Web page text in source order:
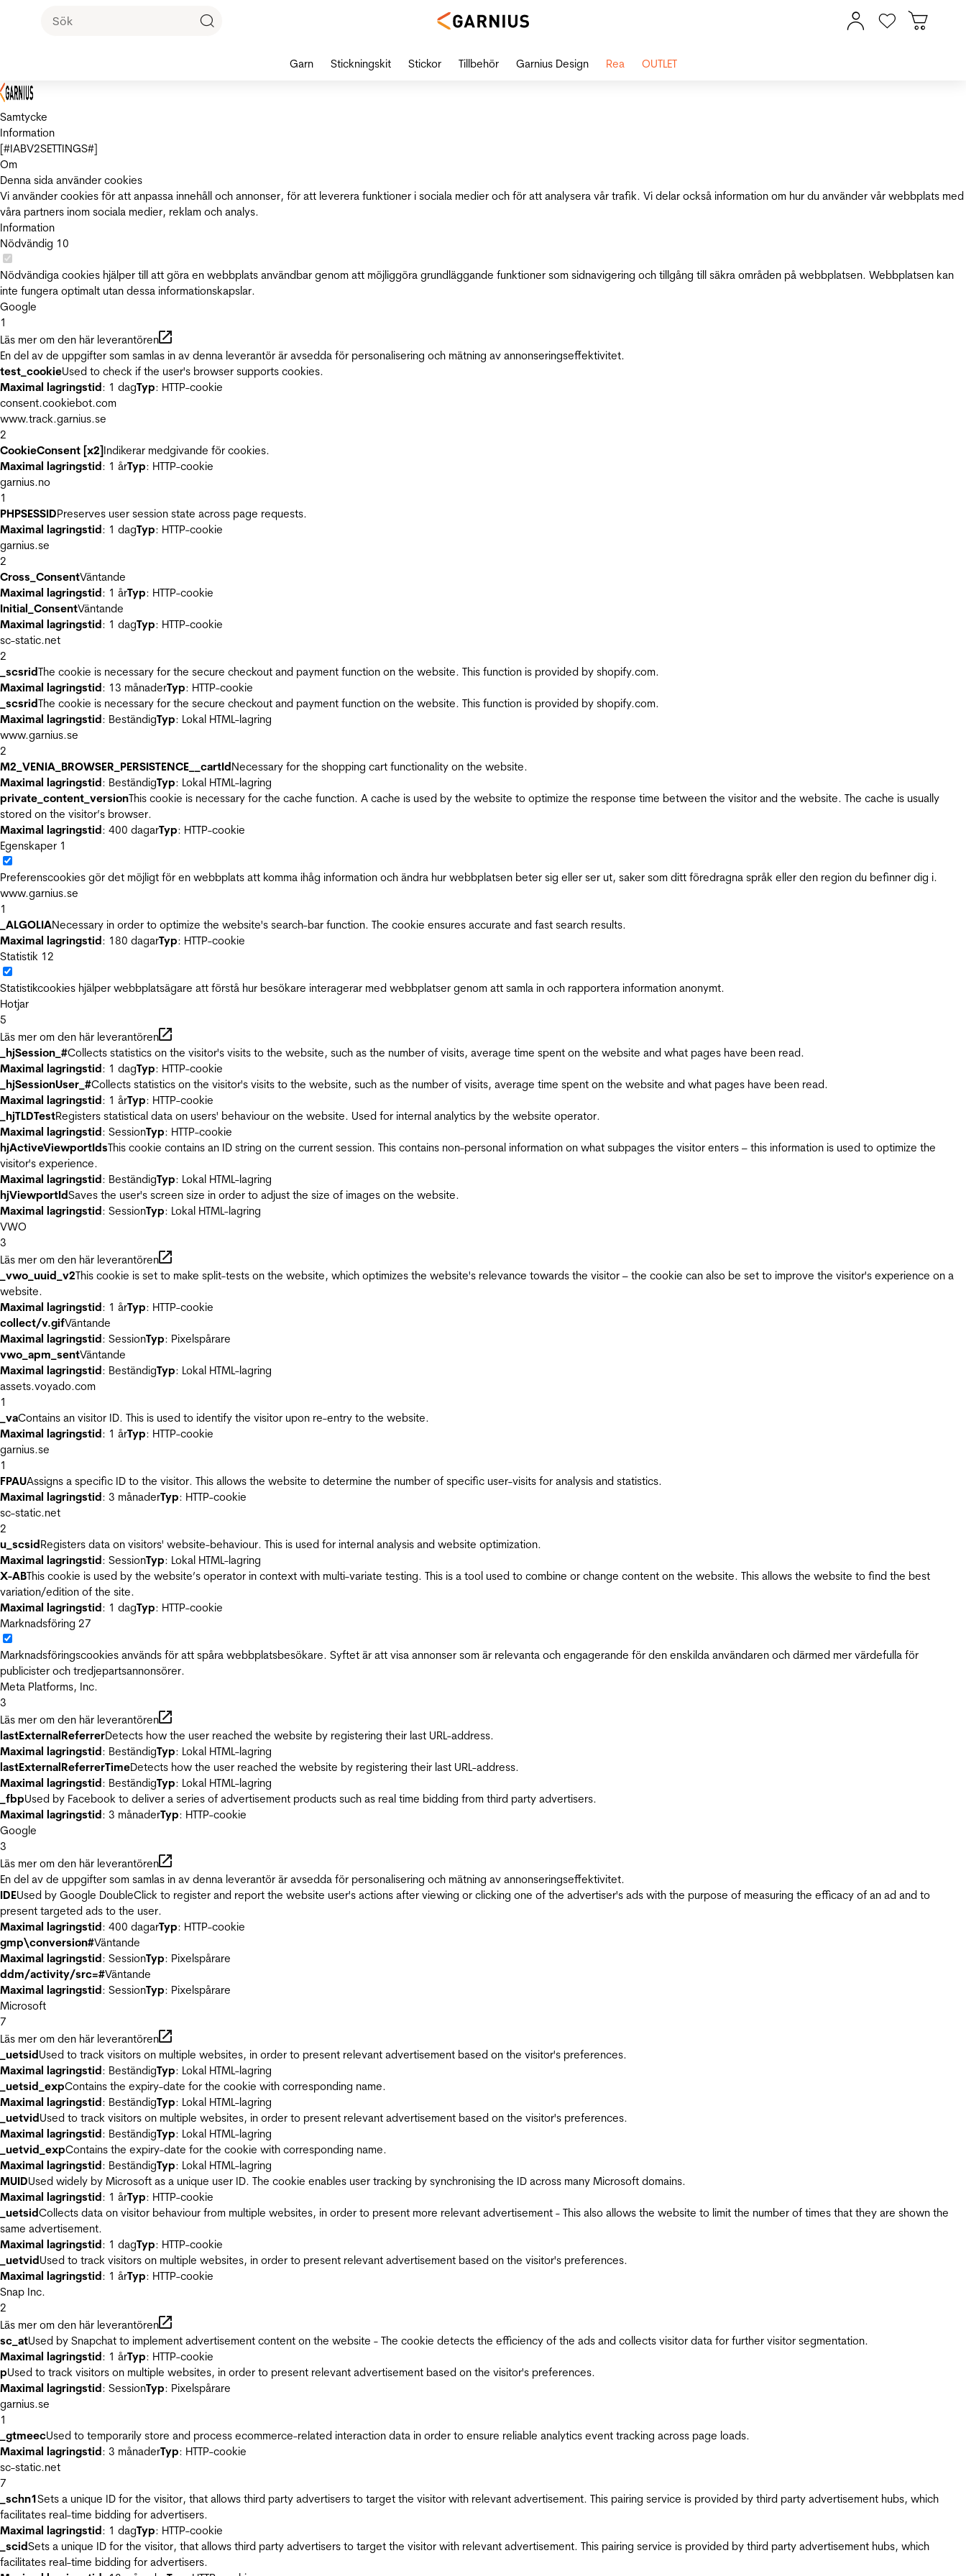
Samtycke
Information
[#IABV2SETTINGS#]
Om
Denna sida använder cookies
Vi använder cookies för att anpassa innehåll och annonser, för att leverera funktioner i sociala medier och för att analysera vår trafik. Vi delar också information om hur du använder vår webbplats med
våra partners inom sociala medier, reklam och analys.
Information
Nödvändig 10
Nödvändiga cookies hjälper till att göra en webbplats användbar genom att möjliggöra grundläggande funktioner som sidnavigering och tillgång till säkra områden på webbplatsen. Webbplatsen kan
inte fungera optimalt utan dessa informationskapslar.
Google
1
Läs mer om den här leverantören
En del av de uppgifter som samlas in av denna leverantör är avsedda för personalisering och mätning av annonseringseffektivitet.
test_cookieUsed to check if the user's browser supports cookies.
Maximal lagringstid: 1 dagTyp: HTTP-cookie
consent.cookiebot.com
www.track.garnius.se
2
CookieConsent [x2]Indikerar medgivande för cookies.
Maximal lagringstid: 1 årTyp: HTTP-cookie
garnius.no
1
PHPSESSIDPreserves user session state across page requests.
Maximal lagringstid: 1 dagTyp: HTTP-cookie
garnius.se
2
Cross_ConsentVäntande
Maximal lagringstid: 1 årTyp: HTTP-cookie
Initial_ConsentVäntande
Maximal lagringstid: 1 dagTyp: HTTP-cookie
sc-static.net
2
_scsridThe cookie is necessary for the secure checkout and payment function on the website. This function is provided by shopify.com.
Maximal lagringstid: 13 månaderTyp: HTTP-cookie
_scsridThe cookie is necessary for the secure checkout and payment function on the website. This function is provided by shopify.com.
Maximal lagringstid: BeständigTyp: Lokal HTML-lagring
www.garnius.se
2
M2_VENIA_BROWSER_PERSISTENCE__cartIdNecessary for the shopping cart functionality on the website.
Maximal lagringstid: BeständigTyp: Lokal HTML-lagring
private_content_versionThis cookie is necessary for the cache function. A cache is used by the website to optimize the response time between the visitor and the website. The cache is usually
stored on the visitor’s browser.
Maximal lagringstid: 400 dagarTyp: HTTP-cookie
Egenskaper 1
Preferenscookies gör det möjligt för en webbplats att komma ihåg information och ändra hur webbplatsen beter sig eller ser ut, saker som ditt föredragna språk eller den region du befinner dig i.
www.garnius.se
1
_ALGOLIANecessary in order to optimize the website's search-bar function. The cookie ensures accurate and fast search results.
Maximal lagringstid: 180 dagarTyp: HTTP-cookie
Statistik 12
Statistikcookies hjälper webbplatsägare att förstå hur besökare interagerar med webbplatser genom att samla in och rapportera information anonymt.
Hotjar
5
Läs mer om den här leverantören
_hjSession_#Collects statistics on the visitor's visits to the website, such as the number of visits, average time spent on the website and what pages have been read.
Maximal lagringstid: 1 dagTyp: HTTP-cookie
_hjSessionUser_#Collects statistics on the visitor's visits to the website, such as the number of visits, average time spent on the website and what pages have been read.
Maximal lagringstid: 1 årTyp: HTTP-cookie
_hjTLDTestRegisters statistical data on users' behaviour on the website. Used for internal analytics by the website operator.
Maximal lagringstid: SessionTyp: HTTP-cookie
hjActiveViewportIdsThis cookie contains an ID string on the current session. This contains non-personal information on what subpages the visitor enters – this information is used to optimize the
visitor's experience.
Maximal lagringstid: BeständigTyp: Lokal HTML-lagring
hjViewportIdSaves the user's screen size in order to adjust the size of images on the website.
Maximal lagringstid: SessionTyp: Lokal HTML-lagring
VWO
3
Läs mer om den här leverantören
_vwo_uuid_v2This cookie is set to make split-tests on the website, which optimizes the website's relevance towards the visitor – the cookie can also be set to improve the visitor's experience on a
website.
Maximal lagringstid: 1 årTyp: HTTP-cookie
collect/v.gifVäntande
Maximal lagringstid: SessionTyp: Pixelspårare
vwo_apm_sentVäntande
Maximal lagringstid: BeständigTyp: Lokal HTML-lagring
assets.voyado.com
1
_vaContains an visitor ID. This is used to identify the visitor upon re-entry to the website.
Maximal lagringstid: 1 årTyp: HTTP-cookie
garnius.se
1
FPAUAssigns a specific ID to the visitor. This allows the website to determine the number of specific user-visits for analysis and statistics.
Maximal lagringstid: 3 månaderTyp: HTTP-cookie
sc-static.net
2
u_scsidRegisters data on visitors' website-behaviour. This is used for internal analysis and website optimization.
Maximal lagringstid: SessionTyp: Lokal HTML-lagring
X-ABThis cookie is used by the website’s operator in context with multi-variate testing. This is a tool used to combine or change content on the website. This allows the website to find the best
variation/edition of the site.
Maximal lagringstid: 1 dagTyp: HTTP-cookie
Marknadsföring 27
Marknadsföringscookies används för att spåra webbplatsbesökare. Syftet är att visa annonser som är relevanta och engagerande för den enskilda användaren och därmed mer värdefulla för
publicister och tredjepartsannonsörer.
Meta Platforms, Inc.
3
Läs mer om den här leverantören
lastExternalReferrerDetects how the user reached the website by registering their last URL-address.
Maximal lagringstid: BeständigTyp: Lokal HTML-lagring
lastExternalReferrerTimeDetects how the user reached the website by registering their last URL-address.
Maximal lagringstid: BeständigTyp: Lokal HTML-lagring
_fbpUsed by Facebook to deliver a series of advertisement products such as real time bidding from third party advertisers.
Maximal lagringstid: 3 månaderTyp: HTTP-cookie
Google
3
Läs mer om den här leverantören
En del av de uppgifter som samlas in av denna leverantör är avsedda för personalisering och mätning av annonseringseffektivitet.
IDEUsed by Google DoubleClick to register and report the website user's actions after viewing or clicking one of the advertiser's ads with the purpose of measuring the efficacy of an ad and to
present targeted ads to the user.
Maximal lagringstid: 400 dagarTyp: HTTP-cookie
gmp\conversion#Väntande
Maximal lagringstid: SessionTyp: Pixelspårare
ddm/activity/src=#Väntande
Maximal lagringstid: SessionTyp: Pixelspårare
Microsoft
7
Läs mer om den här leverantören
_uetsidUsed to track visitors on multiple websites, in order to present relevant advertisement based on the visitor's preferences.
Maximal lagringstid: BeständigTyp: Lokal HTML-lagring
_uetsid_expContains the expiry-date for the cookie with corresponding name.
Maximal lagringstid: BeständigTyp: Lokal HTML-lagring
_uetvidUsed to track visitors on multiple websites, in order to present relevant advertisement based on the visitor's preferences.
Maximal lagringstid: BeständigTyp: Lokal HTML-lagring
_uetvid_expContains the expiry-date for the cookie with corresponding name.
Maximal lagringstid: BeständigTyp: Lokal HTML-lagring
MUIDUsed widely by Microsoft as a unique user ID. The cookie enables user tracking by synchronising the ID across many Microsoft domains.
Maximal lagringstid: 1 årTyp: HTTP-cookie
_uetsidCollects data on visitor behaviour from multiple websites, in order to present more relevant advertisement - This also allows the website to limit the number of times that they are shown the
same advertisement.
Maximal lagringstid: 1 dagTyp: HTTP-cookie
_uetvidUsed to track visitors on multiple websites, in order to present relevant advertisement based on the visitor's preferences.
Maximal lagringstid: 1 årTyp: HTTP-cookie
Snap Inc.
2
Läs mer om den här leverantören
sc_atUsed by Snapchat to implement advertisement content on the website - The cookie detects the efficiency of the ads and collects visitor data for further visitor segmentation.
Maximal lagringstid: 1 årTyp: HTTP-cookie
pUsed to track visitors on multiple websites, in order to present relevant advertisement based on the visitor's preferences.
Maximal lagringstid: SessionTyp: Pixelspårare
garnius.se
1
_gtmeecUsed to temporarily store and process ecommerce-related interaction data in order to ensure reliable analytics event tracking across page loads.
Maximal lagringstid: 3 månaderTyp: HTTP-cookie
sc-static.net
7
_schn1Sets a unique ID for the visitor, that allows third party advertisers to target the visitor with relevant advertisement. This pairing service is provided by third party advertisement hubs, which
facilitates real-time bidding for advertisers.
Maximal lagringstid: 1 dagTyp: HTTP-cookie
_scidSets a unique ID for the visitor, that allows third party advertisers to target the visitor with relevant advertisement. This pairing service is provided by third party advertisement hubs, which
facilitates real-time bidding for advertisers.
Garn Stickningskit Stickor Tillbehör Garnius Design Rea OUTLET